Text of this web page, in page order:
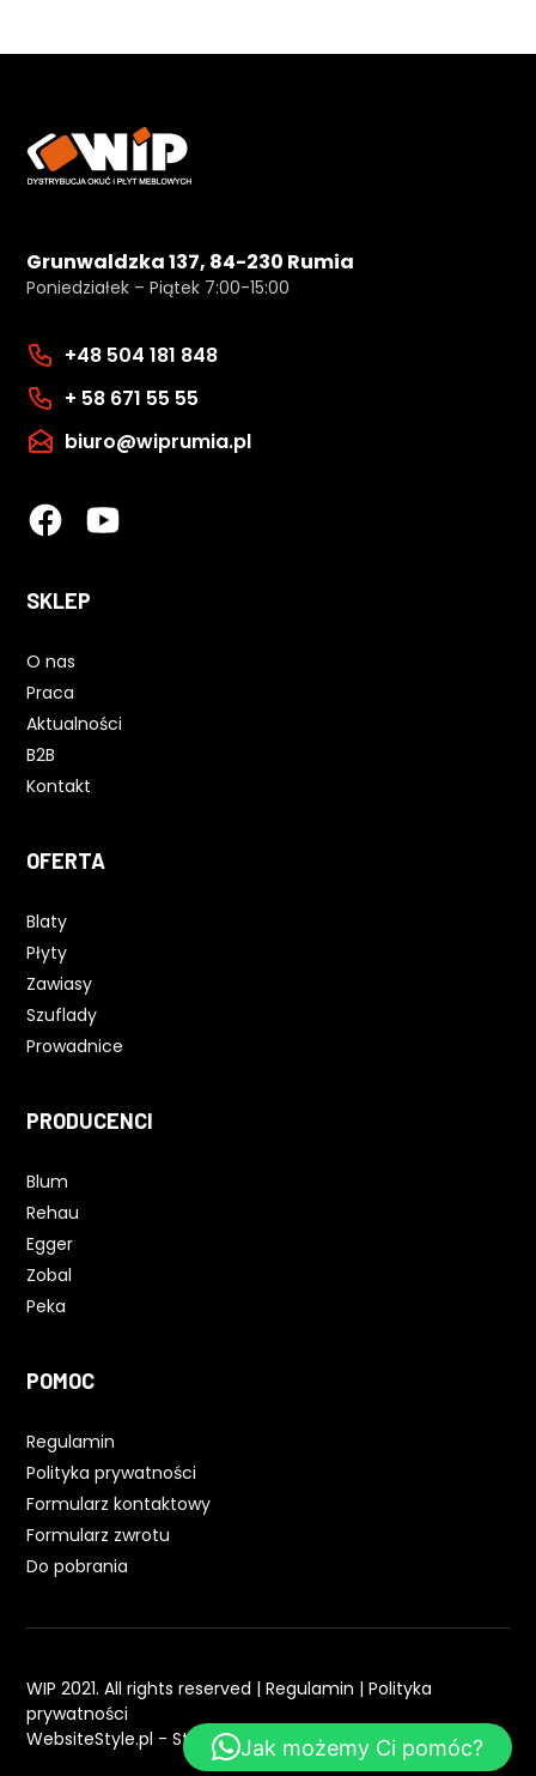
Grunwaldzka 137, 84-230 Rumia
Poniedziałek – Piątek 7:00-15:00
+48 504 181 848
+ 58 671 55 55
biuro@wiprumia.pl
SKLEP
O nas
Praca
Aktualności
B2B
Kontakt
OFERTA
Blaty
Płyty
Zawiasy
Szuflady
Prowadnice
PRODUCENCI
Blum
Rehau
Egger
Zobal
Peka
POMOC
Regulamin
Polityka prywatności
Formularz kontaktowy
Formularz zwrotu
Do pobrania
WIP 2021. All rights reserved |Regulamin |Polityka
prywatności
WebsiteStyle.pl - Strony WWWJak możemy Ci pomóc?